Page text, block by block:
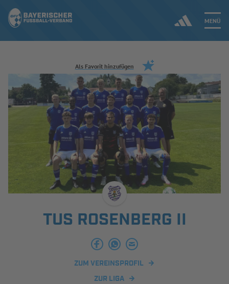
MENÜ
Jetzt einloggen
ERGEBNISSE & WETTBEWERBE
NEUIGKEITEN
SPIELBETRIEB & VERBANDSLEBEN
AUSBILDUNG & FÖRDERUNG
INFOTHEK SPIELPLUS
Als Favorit hinzufügen
TUS ROSENBERG II
ZUM VEREINSPROFIL
ZUR LIGA